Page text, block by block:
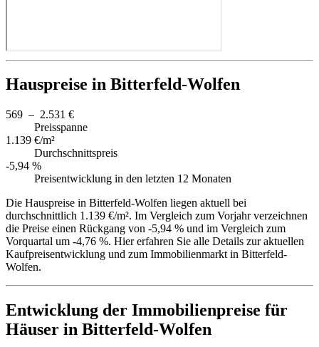
Hauspreise in Bitterfeld-Wolfen
569 – 2.531 €
Preisspanne
1.139 €/m²
Durchschnittspreis
-5,94 %
Preisentwicklung in den letzten 12 Monaten
Die Hauspreise in Bitterfeld-Wolfen liegen aktuell bei
durchschnittlich 1.139 €/m². Im Vergleich zum Vorjahr verzeichnen
die Preise einen Rückgang von -5,94 % und im Vergleich zum
Vorquartal um -4,76 %. Hier erfahren Sie alle Details zur aktuellen
Kaufpreisentwicklung und zum Immobilienmarkt in Bitterfeld-
Wolfen.
Entwicklung der Immobilienpreise für
Häuser in Bitterfeld-Wolfen